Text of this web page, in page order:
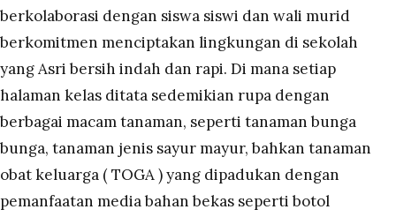
berkolaborasi dengan siswa siswi dan wali murid
berkomitmen menciptakan lingkungan di sekolah
yang Asri bersih indah dan rapi. Di mana setiap
halaman kelas ditata sedemikian rupa dengan
berbagai macam tanaman, seperti tanaman bunga
bunga, tanaman jenis sayur mayur, bahkan tanaman
obat keluarga ( TOGA ) yang dipadukan dengan
pemanfaatan media bahan bekas seperti botol